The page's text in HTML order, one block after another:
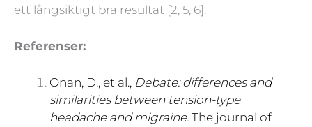
ett långsiktigt bra resultat [2, 5, 6].
Referenser:
Onan, D., et al., Debate: differences and
similarities between tension-type
headache and migraine. The journal of